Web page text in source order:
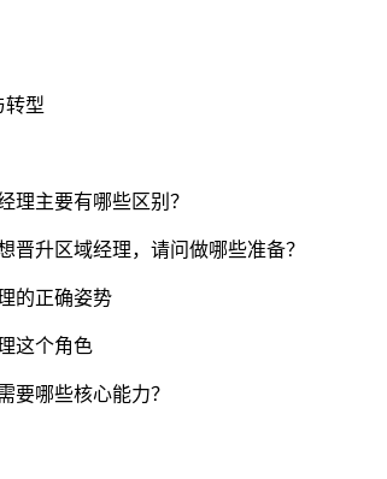
转型
理主要有哪些区别？
晋升区域经理，请问做哪些准备？
的正确姿势
这个角色
要哪些核心能力？